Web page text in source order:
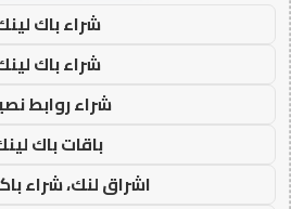
شراء باك
شراء باك
شراء روابط
باقات باك
اشراق لنك، شراء